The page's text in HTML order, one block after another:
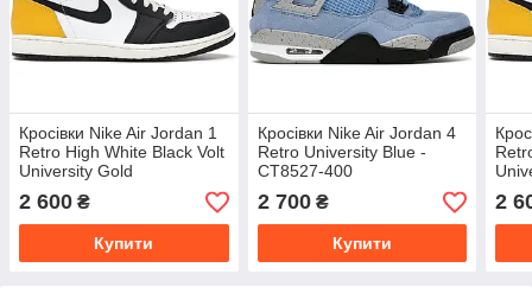
Кросівки Nike Air Jordan 1
Retro High White Black Volt
University Gold
2 600 ₴
Купити
Кросівки Nike Air Jordan 4
Retro University Blue -
CT8527-400
2 700₴
Купити
2